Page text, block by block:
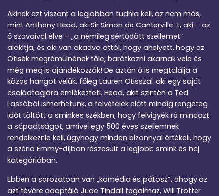
Akinek ezt viszont a legjobban tudnia kell, az nem más,
mint Anthony Head, aki Sir Simon de Canterville-t, aki – az
ő szavaival élve – „a némileg sértődött szellemet”
alakítja, és aki van akadva attól, hogy ahelyett, hogy az
Otisék megrémülnének tőle, barátkozni akarnak vele és
még meg is ajándékozzák! De aztán ő is megtalálja a
közös hangot velük, főleg Lauren Otisszal, aki egy saját
családtagjára emlékezteti. Head, akit szintén a Ted
Lassóból ismerhetünk, a felvételek előtt mindig rengeteg
időt töltött a sminkes székben, hogy felvigyék rá mindazt
a sápadtságot, amivel egy 500 éves szellemnek
rendelkeznie kell, úgyhogy minden bizonnyal értékeli, hogy
a széria Emmy-díjban részesült a legjobb smink és haj
kategóriában.
Ebben a sorozatban van „komédia és pátosz”, ahogy az
azt tévére adaptáló Jude Tindall fogalmaz, Will Trotter